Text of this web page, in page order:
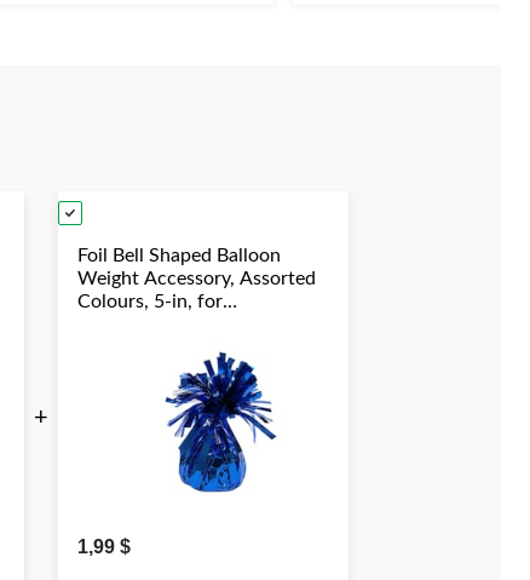
+
Foil Bell Shaped Balloon
Weight Accessory, Assorted
Colours, 5-in, for
1,99 $